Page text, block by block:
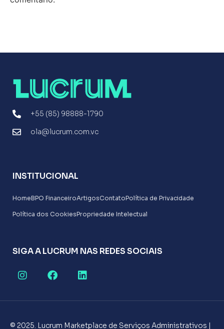
+55 (85) 98888-1790
ola@lucrum.com.vc
INSTITUCIONAL
HomeBPO FinanceiroArtigosContatoPolítica de Privacidade
Política dos CookiesPropriedade Intelectual
SIGA A LUCRUM NAS REDES SOCIAIS
© 2025. Lucrum Marketplace de Serviços Administrativos |